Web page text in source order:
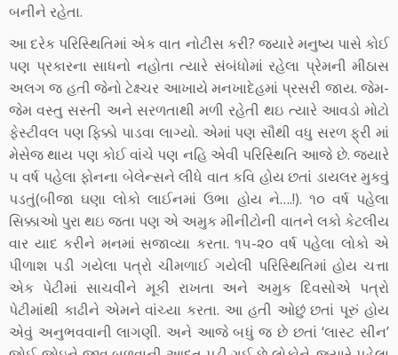
બનીને રહેતા.
આ દરેક પરિસ્થિતિમાં એક વાત નોટીસ કરી? જયારે મનુષ્ય પાસે કોઈ
પણ પ્રકારના સાધનો નહોતા ત્યારે સંબંધોમાં રહેલા પ્રેમની મીઠાસ
અલગ જ હતી જેનો ટેક્ષ્ચર આખાયે મનખાદેહમાં પ્રસરી જાય. જેમ-
જેમ વસ્તુ સસ્તી અને સરળતાથી મળી રહેતી થઇ ત્યારે આવડો મોટો
ફેસ્ટીવલ પણ ફિક્કો પાડવા લાગ્યો. એમાં પણ સૌથી વધુ સરળ ફ્રી માં
મેસેજ થાય પણ કોઈ વાંચે પણ નહિ એવી પરિસ્થિતિ આજે છે. જયારે
૫ વર્ષ પહેલા ફોનના બેલેન્સને લીધે વાત કવિ હોય છતાં ડાયલર મુકવું
પડતું(બીજા ઘણા લોકો લાઈનમાં ઉભા હોય ને….!). ૧૦ વર્ષ પહેલા
સિક્કાઓ પુરા થઇ જતા પણ એ અમુક મીનીટોની વાતને લકો કેટલીય
વાર યાદ કરીને મનમાં સજાવ્યા કરતા. ૧૫-૨૦ વર્ષ પહેલા લોકો એ
પીળાશ પડી ગયેલા પત્રો ચીમળાઈ ગયેલી પરિસ્થિતિમાં હોય ચત્તા
એક પેટીમાં સાચવીને મૂકી રાખતા અને અમુક દિવસોએ પત્રો
પેટીમાંથી કાઢીને એમને વાંચ્યા કરતા. આ હતી ઓછું છતાં પૂરું હોય
એવું અનુભવવાની લાગણી. અને આજે બધું જ છે છતાં ‘લાસ્ટ સીન’